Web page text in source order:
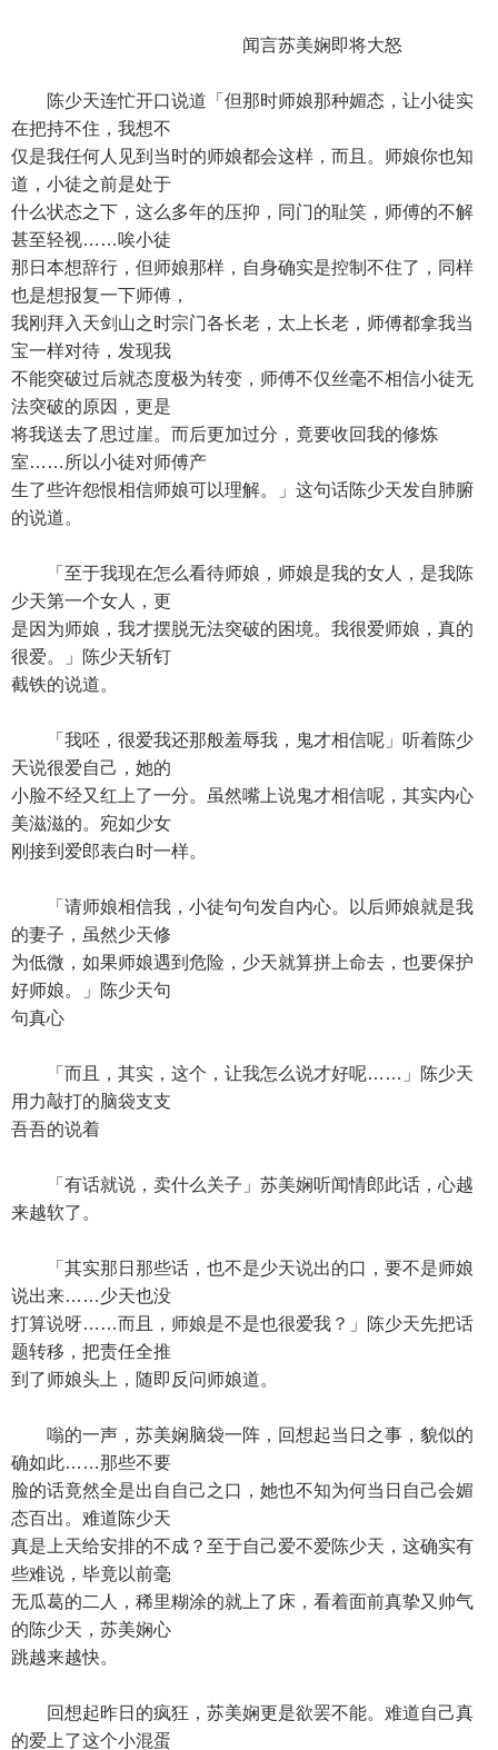
闻言苏美娴即将大怒
陈少天连忙开口说道「但那时师娘那种媚态，让小徒实
在把持不住，我想不
仅是我任何人见到当时的师娘都会这样，而且。师娘你也知
道，小徒之前是处于
什么状态之下，这么多年的压抑，同门的耻笑，师傅的不解
甚至轻视……唉小徒
那日本想辞行，但师娘那样，自身确实是控制不住了，同样
也是想报复一下师傅，
我刚拜入天剑山之时宗门各长老，太上长老，师傅都拿我当
宝一样对待，发现我
不能突破过后就态度极为转变，师傅不仅丝毫不相信小徒无
法突破的原因，更是
将我送去了思过崖。而后更加过分，竟要收回我的修炼
室……所以小徒对师傅产
生了些许怨恨相信师娘可以理解。」这句话陈少天发自肺腑
的说道。
「至于我现在怎么看待师娘，师娘是我的女人，是我陈
少天第一个女人，更
是因为师娘，我才摆脱无法突破的困境。我很爱师娘，真的
很爱。」陈少天斩钉
截铁的说道。
「我呸，很爱我还那般羞辱我，鬼才相信呢」听着陈少
天说很爱自己，她的
小脸不经又红上了一分。虽然嘴上说鬼才相信呢，其实内心
美滋滋的。宛如少女
刚接到爱郎表白时一样。
「请师娘相信我，小徒句句发自内心。以后师娘就是我
的妻子，虽然少天修
为低微，如果师娘遇到危险，少天就算拼上命去，也要保护
好师娘。」陈少天句
句真心
「而且，其实，这个，让我怎么说才好呢……」陈少天
用力敲打的脑袋支支
吾吾的说着
「有话就说，卖什么关子」苏美娴听闻情郎此话，心越
来越软了。
「其实那日那些话，也不是少天说出的口，要不是师娘
说出来……少天也没
打算说呀……而且，师娘是不是也很爱我？」陈少天先把话
题转移，把责任全推
到了师娘头上，随即反问师娘道。
嗡的一声，苏美娴脑袋一阵，回想起当日之事，貌似的
确如此……那些不要
脸的话竟然全是出自自己之口，她也不知为何当日自己会媚
态百出。难道陈少天
真是上天给安排的不成？至于自己爱不爱陈少天，这确实有
些难说，毕竟以前毫
无瓜葛的二人，稀里糊涂的就上了床，看着面前真挚又帅气
的陈少天，苏美娴心
跳越来越快。
回想起昨日的疯狂，苏美娴更是欲罢不能。难道自己真
的爱上了这个小混蛋